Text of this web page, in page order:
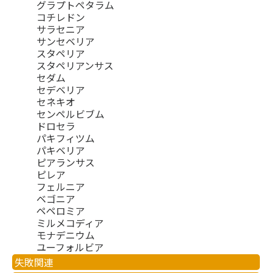
グラプトペタラム
コチレドン
サラセニア
サンセベリア
スタペリア
スタペリアンサス
セダム
セデベリア
セネキオ
センペルビブム
ドロセラ
パキフィツム
パキベリア
ピアランサス
ピレア
フェルニア
ベゴニア
ペペロミア
ミルメコディア
モナデニウム
ユーフォルビア
失敗関連